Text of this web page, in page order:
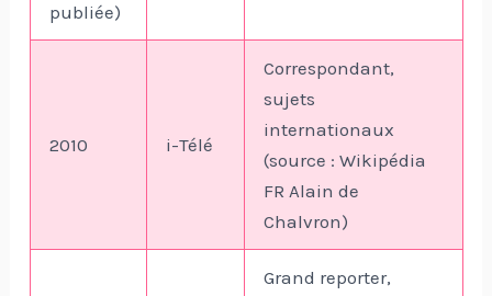
publiée)
2010 i-Télé
Correspondant,
sujets
internationaux
(source : Wikipédia
FR Alain de
Chalvron)
Grand reporter,